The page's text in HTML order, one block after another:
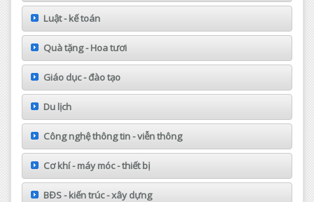
Luật - kế toán
Quà tặng - Hoa tươi
Giáo dục - đào tạo
Du lịch
Công nghệ thông tin - viễn thông
Cơ khí - máy móc - thiết bị
BĐS - kiến trúc - xây dựng